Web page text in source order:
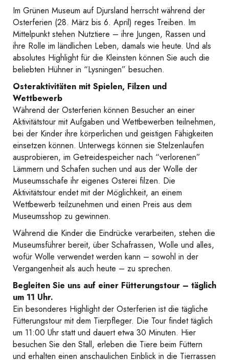
Im Grünen Museum auf Djursland herrscht während der
Osterferien (28. März bis 6. April) reges Treiben. Im
Mittelpunkt stehen Nutztiere – ihre Jungen, Rassen und
ihre Rolle im ländlichen Leben, damals wie heute. Und als
absolutes Highlight für die Kleinsten können Sie auch die
beliebten Hühner in “Lysningen” besuchen.
Osteraktivitäten mit Spielen, Filzen und
Wettbewerb
Während der Osterferien können Besucher an einer
Aktivitätstour mit Aufgaben und Wettbewerben teilnehmen,
bei der Kinder ihre körperlichen und geistigen Fähigkeiten
einsetzen können. Unterwegs können sie Stelzenlaufen
ausprobieren, im Getreidespeicher nach “verlorenen”
Lämmern und Schafen suchen und aus der Wolle der
Museumsschafe ihr eigenes Osterei filzen. Die
Aktivitätstour endet mit der Möglichkeit, an einem
Wettbewerb teilzunehmen und einen Preis aus dem
Museumsshop zu gewinnen.
Während die Kinder die Eindrücke verarbeiten, stehen die
Museumsführer bereit, über Schafrassen, Wolle und alles,
wofür Wolle verwendet werden kann – sowohl in der
Vergangenheit als auch heute – zu sprechen.
Begleiten Sie uns auf einer Fütterungstour – täglich
um 11 Uhr.
Ein besonderes Highlight der Osterferien ist die tägliche
Fütterungstour mit dem Tierpfleger. Die Tour findet täglich
um 11:00 Uhr statt und dauert etwa 30 Minuten. Hier
besuchen Sie den Stall, erleben die Tiere beim Füttern
und erhalten einen anschaulichen Einblick in die Tierrassen